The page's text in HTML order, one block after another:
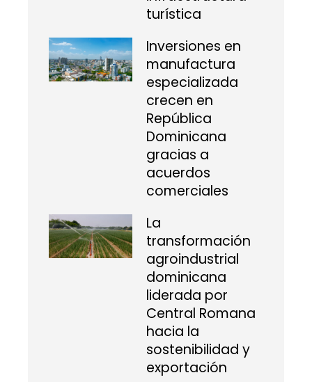
turística
Inversiones en
manufactura
especializada
crecen en
República
Dominicana
gracias a
acuerdos
comerciales
La
transformación
agroindustrial
dominicana
liderada por
Central Romana
hacia la
sostenibilidad y
exportación